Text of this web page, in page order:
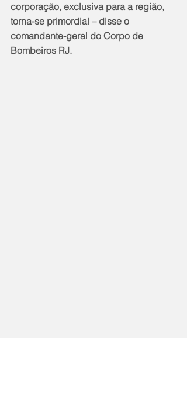
corporação, exclusiva para a região,
torna-se primordial – disse o
comandante-geral do Corpo de
Bombeiros RJ.